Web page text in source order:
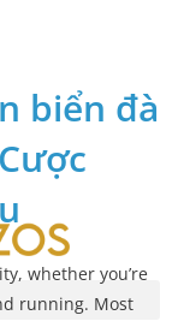
biển đà
whether you’re
running. Most